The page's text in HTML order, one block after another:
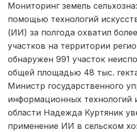
Мониторинг земель
помощью технологий
(ИИ) за полгода охватил
участков на территории
обнаружен 991 участок
общей площадью 48 тыс.
Министр государственного
информационных технологий
области Надежда Куртяник
применение ИИ в сельском